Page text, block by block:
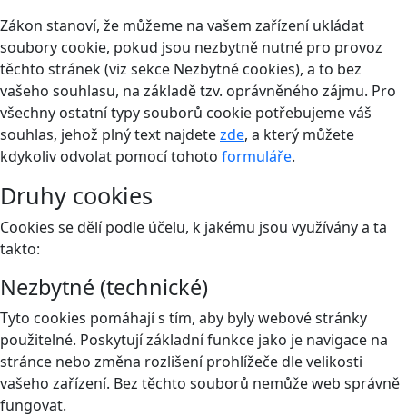
Zákon stanoví, že můžeme na vašem zařízení ukládat
soubory cookie, pokud jsou nezbytně nutné pro provoz
těchto stránek (viz sekce Nezbytné cookies), a to bez
vašeho souhlasu, na základě tzv. oprávněného zájmu. Pro
všechny ostatní typy souborů cookie potřebujeme váš
souhlas, jehož plný text najdetezde, a který můžete
kdykoliv odvolat pomocí tohoto formuláře.
Druhy cookies
Cookies se dělí podle účelu, k jakému jsou využívány a ta
takto:
Nezbytné (technické)
Tyto cookies pomáhají s tím, aby byly webové stránky
použitelné. Poskytují základní funkce jako je navigace na
stránce nebo změna rozlišení prohlížeče dle velikosti
vašeho zařízení. Bez těchto souborů nemůže web správně
fungovat.